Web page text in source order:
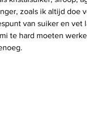
zoals ik altijd doe
van suiker en vet
te hard moeten